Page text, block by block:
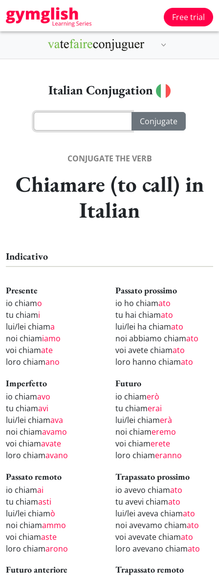
Free trial
Italian Conjugation
CONJUGATE THE VERB
Chiamare (to call) in
Italian
Indicativo
Presente
io chiamo
tu chiami
lui/lei chiama
noi chiamiamo
voi chiamate
loro chiamano
Passato prossimo
io ho chiamato
tu hai chiamato
lui/lei ha chiamato
noi abbiamo chiamato
voi avete chiamato
loro hanno chiamato
Imperfetto
io chiamavo
tu chiamavi
lui/lei chiamava
noi chiamavamo
voi chiamavate
loro chiamavano
Futuro
io chiamerò
tu chiamerai
lui/lei chiamerà
noi chiameremo
voi chiamerete
loro chiameranno
Passato remoto
io chiamai
tu chiamasti
lui/lei chiamò
noi chiamammo
voi chiamaste
loro chiamarono
Trapassato prossimo
io avevo chiamato
tu avevi chiamato
lui/lei aveva chiamato
noi avevamo chiamato
voi avevate chiamato
loro avevano chiamato
Futuro anteriore Trapassato remoto